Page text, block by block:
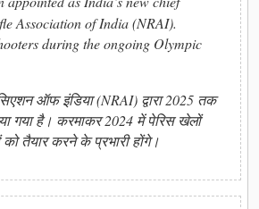
Association of India (NRAI).
during the ongoing Olympic
ऑफ इंडिया (NRAI) द्वारा 2025 तक
गया है। करमाकर 2024 में पेरिस खेलों
तैयार करने के प्रभारी होंगे।